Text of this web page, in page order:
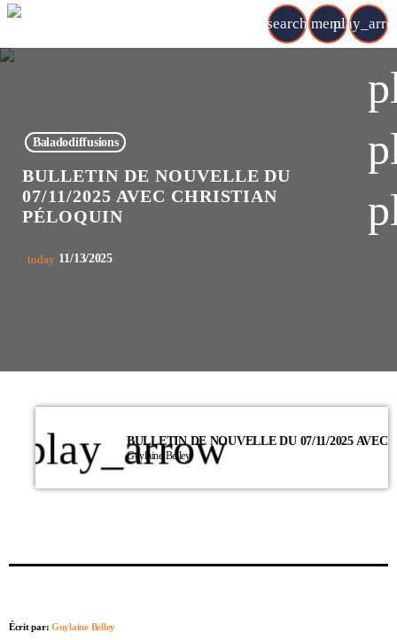
search menu
Baladodiffusions
BULLETIN DE NOUVELLE DU
07/11/2025 AVEC CHRISTIAN
PÉLOQUIN
today 11/13/2025
play_arrow
Guylaine Belley
Écrit par:Guylaine Belley